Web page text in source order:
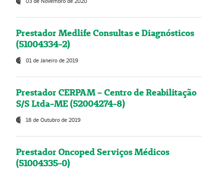
Prestador Medlife Consultas e Diagnósticos
(51004334-2)
01 de Janeiro de 2019
Prestador CERPAM – Centro de Reabilitação
S/S Ltda-ME (52004274-8)
18 de Outubro de 2019
Prestador Oncoped Serviços Médicos
(51004335-0)